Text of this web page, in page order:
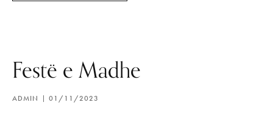
Festë e Madhe
ADMIN 01/11/2023